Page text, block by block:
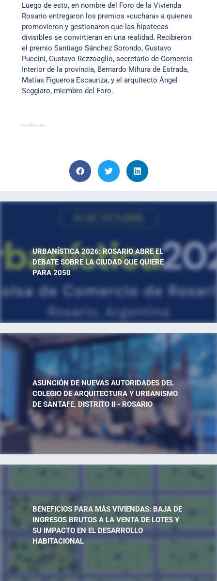
Luego de esto, en nombre del Foro de la Vivienda
Rosario entregaron los premios «cuchara» a quienes
promovieron y gestionaron que las hipotecas
divisibles se convirtieran en una realidad. Recibieron
el premio Santiago Sánchez Sorondo, Gustavo
Puccini, Gustavo Rezzoaglio, secretario de Comercio
Interior de la provincia, Bernardo Mihura de Estrada,
Matías Figueroa Escauriza, y el arquitecto Ángel
Seggiaro, miembro del Foro.
————
URBANÍSTICA 2026: ROSARIO ABRE EL
DEBATE SOBRE LA CIUDAD QUE QUIERE
PARA 2050
ASUNCIÓN DE NUEVAS AUTORIDADES DEL
COLEGIO DE ARQUITECTURA Y URBANISMO
DE SANTAFE, DISTRITO II - ROSARIO
BENEFICIOS PARA MÁS VIVIENDAS: BAJA DE
INGRESOS BRUTOS A LA VENTA DE LOTES Y
SU IMPACTO EN EL DESARROLLO
HABITACIONAL